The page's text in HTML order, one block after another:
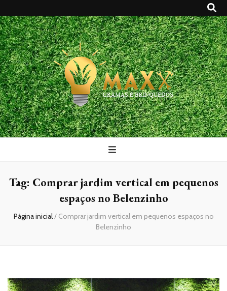
Maxx Gramas
Blog
Tag: Comprar jardim vertical em pequenos
espaços no Belenzinho
Página inicial/ Comprar jardim vertical em pequenos espaços no
Belenzinho